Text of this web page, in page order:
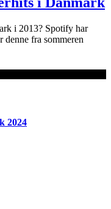
i 2013? Spotify har
denne fra sommeren
2024